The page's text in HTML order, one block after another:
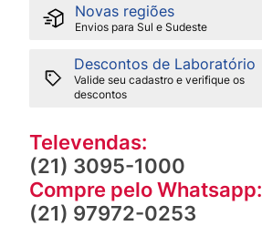
Novas regiões
Envios para Sul e Sudeste
Descontos de Laboratório
Valide seu cadastro e verifique os
descontos
Televendas:
(21) 3095-1000
Compre pelo Whatsapp:
(21) 97972-0253